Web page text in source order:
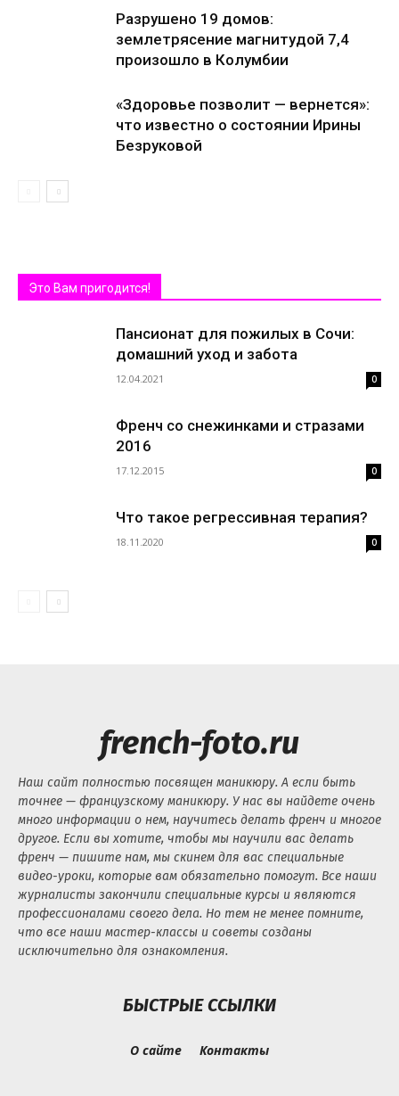
Разрушено 19 домов:
землетрясение магнитудой 7,4
произошло в Колумбии
«Здоровье позволит — вернется»:
что известно о состоянии Ирины
Безруковой
Это Вам пригодится!
Пансионат для пожилых в Сочи:
домашний уход и забота
12.04.2021 0
Френч со снежинками и стразами
2016
17.12.2015 0
Что такое регрессивная терапия?
18.11.2020 0
french-foto.ru
Наш сайт полностью посвящен маникюру. А если быть
точнее — французскому маникюру. У нас вы найдете очень
много информации о нем, научитесь делать френч и многое
другое. Если вы хотите, чтобы мы научили вас делать
френч — пишите нам, мы скинем для вас специальные
видео-уроки, которые вам обязательно помогут. Все наши
журналисты закончили специальные курсы и являются
профессионалами своего дела. Но тем не менее помните,
что все наши мастер-классы и советы созданы
исключительно для ознакомления.
БЫСТРЫЕ ССЫЛКИ
О сайте Контакты